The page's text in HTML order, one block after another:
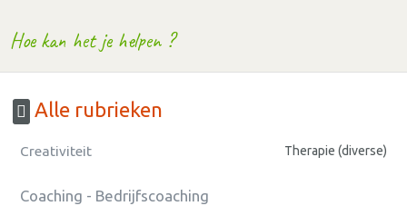
Hoe kan het je helpen ?
Alle rubrieken
Creativiteit Therapie (diverse)
Coaching - Bedrijfscoaching